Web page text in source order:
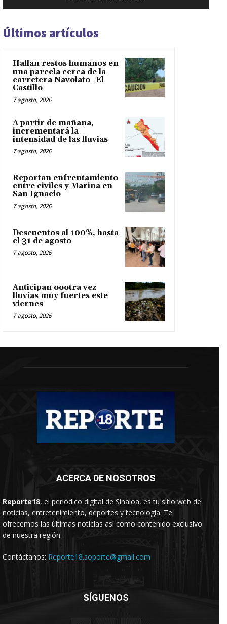
Últimos artículos
Hallan restos humanos en
una parcela cerca de la
carretera Navolato–El
Castillo
7 agosto, 2026
A partir de mañana,
incrementará la
intensidad de las lluvias
7 agosto, 2026
Reportan enfrentamiento
entre civiles y Marina en
San Ignacio
7 agosto, 2026
Descuentos al 100%, hasta
el 31 de agosto
7 agosto, 2026
Anticipan oootra vez
lluvias muy fuertes este
viernes
7 agosto, 2026
ACERCA DE NOSOTROS
Reporte18, el periódico digital de Sinaloa, es tu sitio web de
noticias, entretenimiento, deportes y tecnología. Te
ofrecemos las últimas noticias así como contenido exclusivo
de nuestra región.
Contáctanos: Reporte18.soporte@gmail.com
SÍGUENOS